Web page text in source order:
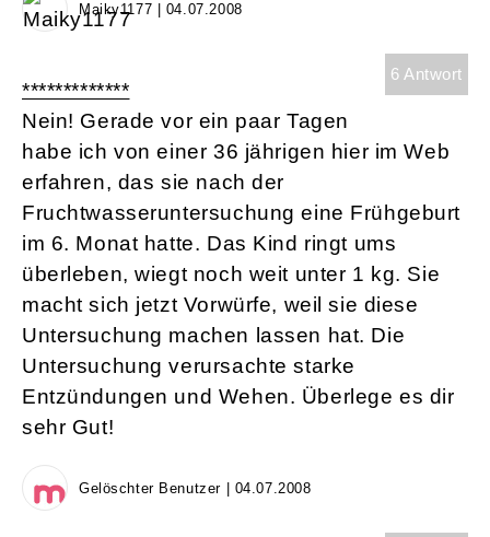
Maiky1177 | 04.07.2008
6 Antwort
*************
Nein! Gerade vor ein paar Tagen
habe ich von einer 36 jährigen hier im Web
erfahren, das sie nach der
Fruchtwasseruntersuchung eine Frühgeburt
im 6. Monat hatte. Das Kind ringt ums
überleben, wiegt noch weit unter 1 kg. Sie
macht sich jetzt Vorwürfe, weil sie diese
Untersuchung machen lassen hat. Die
Untersuchung verursachte starke
Entzündungen und Wehen. Überlege es dir
sehr Gut!
Gelöschter Benutzer | 04.07.2008